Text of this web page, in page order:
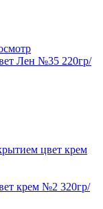
Лен №35 220гр/
крем №2 320гр/